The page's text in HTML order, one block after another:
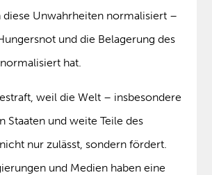
diese Unwahrheiten normalisiert –
und die Belagerung des
hat.
weil die Welt – insbesondere
Staaten und weite Teile des
nur zulässt, sondern fördert.
und Medien haben eine